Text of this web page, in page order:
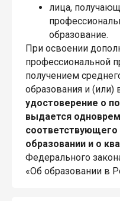
лица,
образование.
При освоении
профессиональной
получением
образования и
удостоверение о
выдается
образовании и о
Федерального
«Об образовании в